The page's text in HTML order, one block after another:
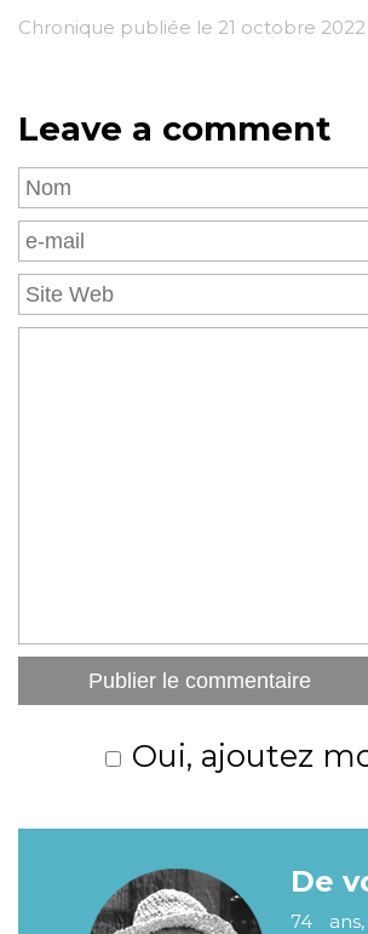
Chronique publiée le 21 octobre 2022
Leave a comment
Oui, ajoutez
De
74